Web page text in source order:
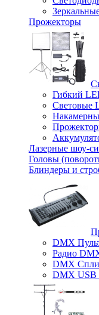
Прожекторы
Гибкий
Световые
Лазерные шоу-
Головы
Блиндеры и
DMX
Радио
DMX
DMX USB